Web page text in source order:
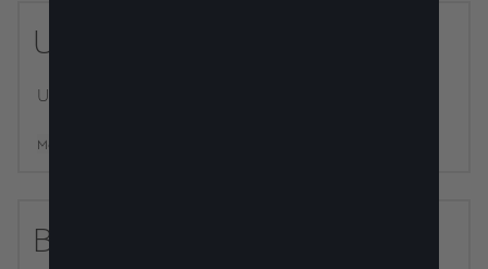
UITRUSTING INBEGREPEN
Uw CUPRA cupra is al uitgerust :
Meer details
BUITEN